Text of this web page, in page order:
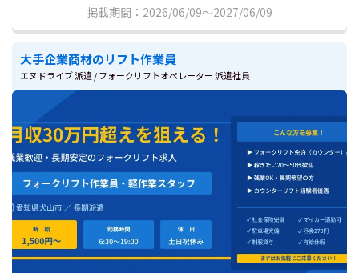
掲載期間：2026/06/09～2027/06/09
大手企業商材のリフト作業員
エヌドライブ 派遣 / フォークリフトオペレーター 派遣社員